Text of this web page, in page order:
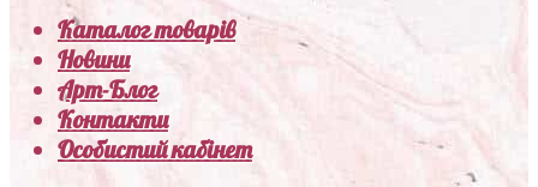
Каталог товарів
Новини
Арт-Блог
Контакти
Особистий кабінет